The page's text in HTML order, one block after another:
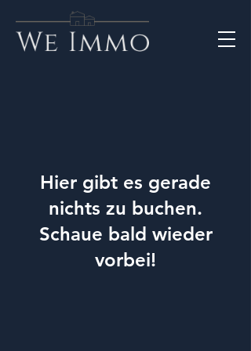
Hier gibt es gerade
nichts zu buchen.
Schaue bald wieder
vorbei!